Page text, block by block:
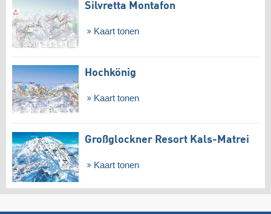
Silvretta Montafon
Kaart tonen
Hochkönig
Kaart tonen
Großglockner Resort Kals-Matrei
Kaart tonen